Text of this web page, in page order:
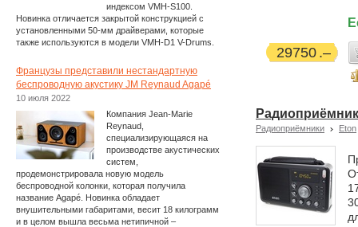
29750
Радиоприёмники Eton
индексом VMH-S100.
Новинка отличается закрытой конструкцией с
установленными 50-мм драйверами, которые
также используются в модели VMH-D1 V-Drums.
Французы представили нестандартную
беспроводную акустику JM Reynaud Agapé
10 июля 2022
Компания Jean-Marie
Reynaud,
специализирующаяся на
производстве акустических
систем,
продемонстрировала новую модель
беспроводной колонки, которая получила
название Agapé. Новинка обладает
внушительными габаритами, весит 18 килограмм
и в целом вышла весьма нетипичной –